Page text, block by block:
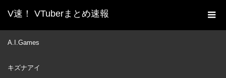
V速！ VTuberまとめ速報
A.I.Games
キズナアイ
ホーム
新着動画一覧